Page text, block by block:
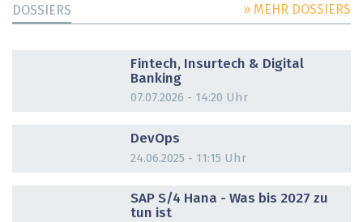
DOSSIERS » MEHR DOSSIERS
Fintech, Insurtech & Digital
Banking
07.07.2026 - 14:20 Uhr
DevOps
24.06.2025 - 11:15 Uhr
SAP S/4 Hana - Was bis 2027 zu
tun ist